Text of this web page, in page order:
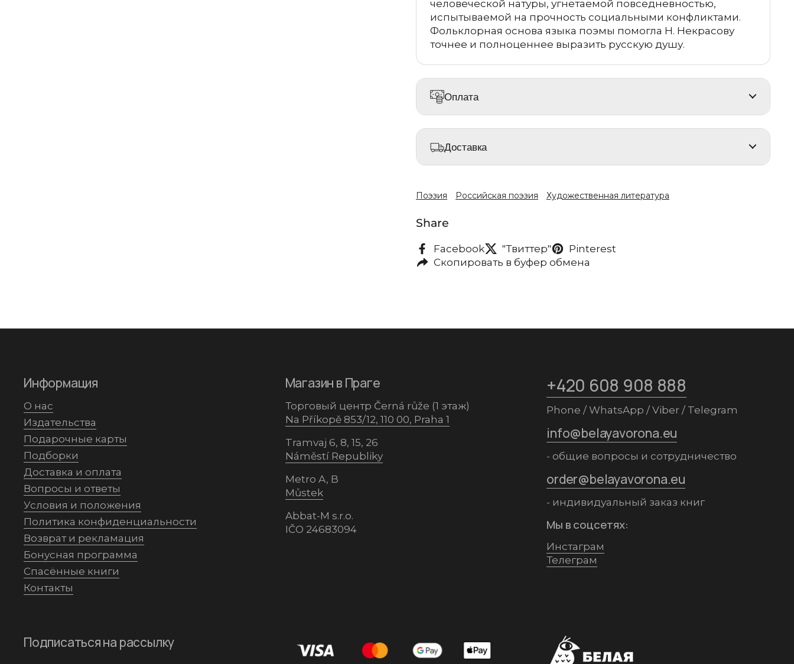
человеческой натуры, угнетаемой повседневностью,
испытываемой на прочность социальными конфликтами.
Фольклорная основа языка поэмы помогла Н. Некрасову
точнее и полноценнее выразить русскую душу.
Оплата
Доставка
Поэзия Российская поэзия Художественная литература
Share
Facebook "Твиттер"
Pinterest
Скопировать в буфер обмена
Информация
О нас
Издательства
Подарочные карты
Подборки
Доставка и оплата
Вопросы и ответы
Условия и положения
Политика конфиденциальности
Возврат и рекламация
Бонусная программа
Спасённые книги
Контакты
Магазин в Праге
Торговый центр Černá růže (1 этаж)
Na Příkopě 853/12, 110 00, Praha 1
Tramvaj 6, 8, 15, 26
Náměstí Republiky
Metro A, B
Můstek
Abbat-M s.r.o.
IČO 24683094
+420 608 908 888
Phone / WhatsApp / Viber / Telegram
info@belayavorona.eu
- общие вопросы и сотрудничество
order@belayavorona.eu
- индивидуальный заказ книг
Мы в соцсетях:
Инстаграм
Телеграм
Подписаться на рассылку